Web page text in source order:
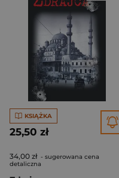
KSIĄŻKA
25,50 zł
34,00 zł - sugerowana cena
detaliczna